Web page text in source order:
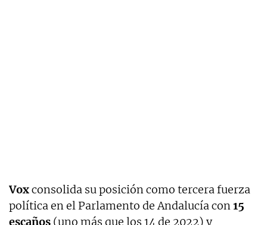
Voxconsolida su posición como tercera fuerza
política en el Parlamento de Andalucía con15
escaños (uno más que los 14 de 2022) y